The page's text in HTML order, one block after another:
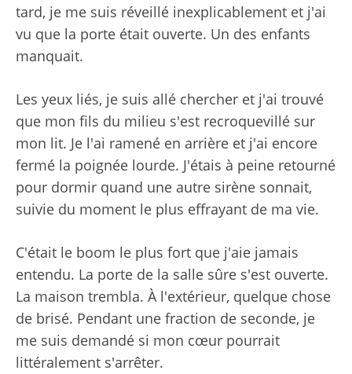
tard, je me suis réveillé inexplicablement et j'ai
vu que la porte était ouverte. Un des enfants
manquait.
Les yeux liés, je suis allé chercher et j'ai trouvé
que mon fils du milieu s'est recroquevillé sur
mon lit. Je l'ai ramené en arrière et j'ai encore
fermé la poignée lourde. J'étais à peine retourné
pour dormir quand une autre sirène sonnait,
suivie du moment le plus effrayant de ma vie.
C'était le boom le plus fort que j'aie jamais
entendu. La porte de la salle sûre s'est ouverte.
La maison trembla. À l'extérieur, quelque chose
de brisé. Pendant une fraction de seconde, je
me suis demandé si mon cœur pourrait
littéralement s'arrêter.